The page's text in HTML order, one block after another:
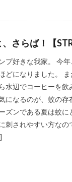
、さらば！【
プ好きな我家。 今
どになりました。
水辺でコーヒーを飲
になるのが、蚊の存
ズンである夏は蚊
刺されやすい方なの